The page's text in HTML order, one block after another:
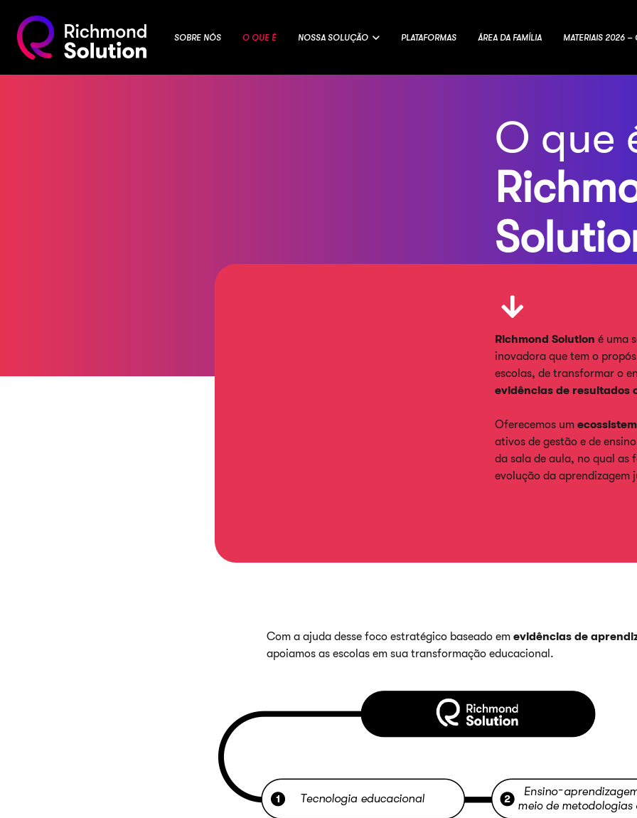
SOBRE NÓS O QUE É NOSSA SOLUÇÃO PLATAFORMAS ÁREA DA FAMÍLIA MATERIAIS 2026 –
O que
Richmond Solution é uma
inovadora que tem o
escolas, de transformar o
evidências de resultados
Oferecemos um
ativos de gestão e de
da sala de aula, no qual as
evolução da aprendizagem
Com a ajuda desse foco estratégico baseado em evidências de
apoiamos as escolas em sua transformação educacional.